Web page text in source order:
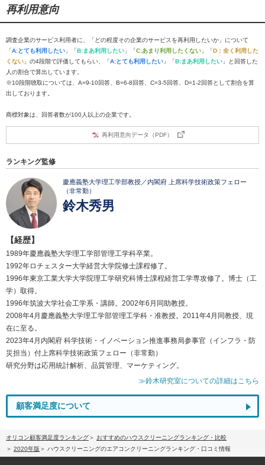
再利用意向
調査企業のサービス利用者に、「どの程度その企業のサービスを再利用したいか」について
「A:とても利用したい 」「B:まあ利用したい 」「C:あまり利用したくない 」「D：全く利用した
くない 」の4段階で評価してもらい、「A:とても利用したい 」「B:まあ利用したい 」と回答した
人の割合で算出しています。
※10段階聴取については、A=9-10回答、B=6-8回答、C=3-5回答、D=1-2回答として割合を算
出しております。
商標対象は、回答者数が100人以上の企業です。
再利用意向データ（PDF）
ランキング監修
慶應義塾大学理工学部教授／内閣府 上席科学技術政策フェロー
（非常勤）
鈴木秀男
【経歴】
1989年慶應義塾大学理工学部管理工学科卒業。
1992年ロチェスター大学経営大学院修士課程修了。
1996年東京工業大学大学院理工学研究科博士課程経営工学専攻修了。博士（工
学）取得。
1996年筑波大学社会工学系・講師。2002年6月同助教授。
2008年4月慶應義塾大学理工学部管理工学科・准教授。2011年4月同教授、現
在に至る。
2023年4月内閣府 科学技術・イノベーション推進事務局参事官（インフラ・防
災担当）付上席科学技術政策フェロー（非常勤）
研究分野は応用統計解析、品質管理、マーケティング。
≫鈴木研究室についての詳細はこちら
顧客満足度について
オリコン顧客満足度ランキング
おすすめのハウスクリーニングランキング・比較
2020年版
ハウスクリーニングのエアコンクリーニングランキング・口コミ情報